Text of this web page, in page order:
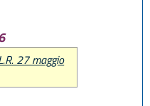
27 maggio